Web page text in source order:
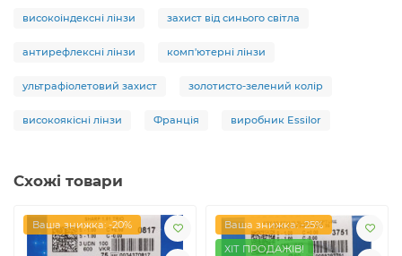
високоіндексні лінзи захист від синього світла
антирефлексні лінзи комп'ютерні лінзи
ультрафіолетовий захист золотисто-зелений колір
високоякісні лінзи Франція виробник Essilor
Схожі товари
Ваша знижка: -20%
Ваша знижка: -25%
ХІТ ПРОДАЖІВ!